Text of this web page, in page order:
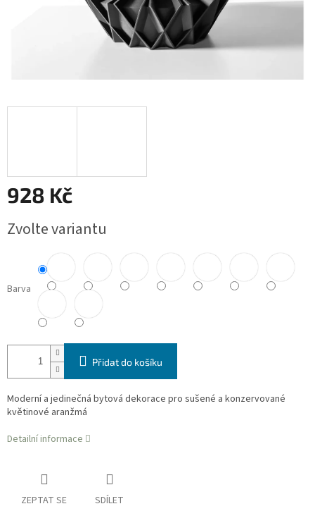
928 Kč
cena:
Zvolte variantu
Barva
Přidat do košíku
Moderní a jedinečná bytová dekorace pro sušené a konzervované
květinové aranžmá
Detailní informace
ZEPTAT SE SDÍLET